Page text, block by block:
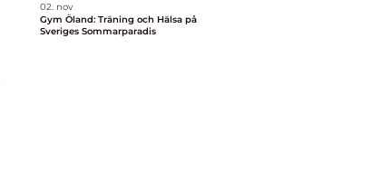
02. nov
Gym Öland: Träning och Hälsa på
Sveriges Sommarparadis